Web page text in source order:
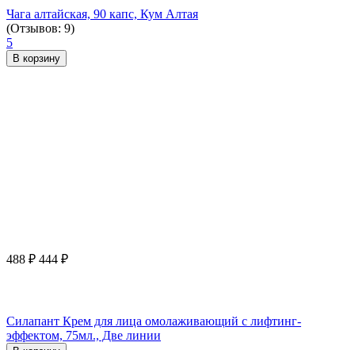
Чага алтайская, 90 капс, Кум Алтая
(Отзывов: 9)
5
В корзину
488 ₽ 444 ₽
Силапант Крем для лица омолаживающий с лифтинг-
эффектом, 75мл., Две линии